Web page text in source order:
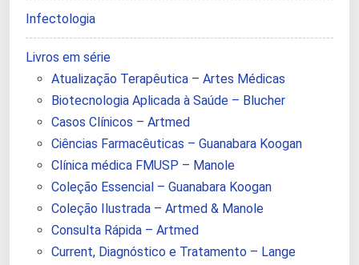
Infectologia
Livros em série
Atualização Terapêutica – Artes Médicas
Biotecnologia Aplicada à Saúde – Blucher
Casos Clínicos – Artmed
Ciências Farmacêuticas – Guanabara Koogan
Clínica médica FMUSP – Manole
Coleção Essencial – Guanabara Koogan
Coleção Ilustrada – Artmed & Manole
Consulta Rápida – Artmed
Current, Diagnóstico e Tratamento – Lange